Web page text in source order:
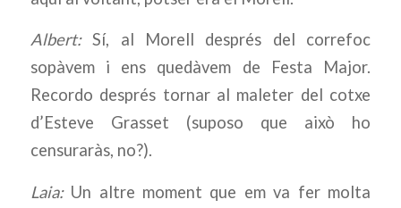
Albert:Sí, al Morell després del correfoc
sopàvem i ens quedàvem de Festa Major.
Recordo després tornar al maleter del cotxe
d’Esteve Grasset (suposo que això ho
censuraràs, no?).
Laia:Un altre moment que em va fer molta